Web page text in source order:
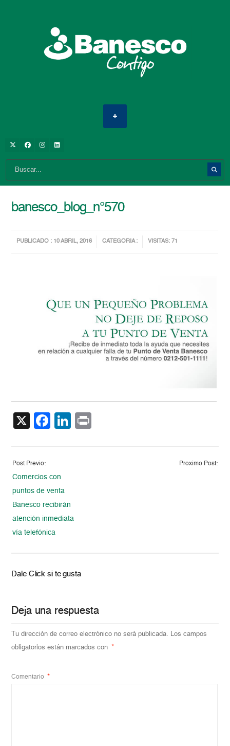
banesco_blog_n°570
PUBLICADO : 10 ABRIL, 2016 CATEGORIA : VISITAS: 71
X Facebook
LinkedIn
Post Previo:
Comercios con
puntos de venta
Banesco recibirán
atención inmediata
vía telefónica
Proximo Post:
Dale Click si te gusta
Deja una respuesta
Tu dirección de correo electrónico no será publicada. Los campos
obligatorios están marcados con *
Comentario *